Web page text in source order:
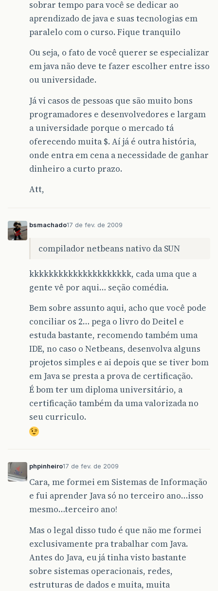
sobrar tempo para você se dedicar ao
aprendizado de java e suas tecnologias em
paralelo com o curso. Fique tranquilo
Ou seja, o fato de você querer se especializar
em java não deve te fazer escolher entre isso
ou universidade.
Já vi casos de pessoas que são muito bons
programadores e desenvolvedores e largam
a universidade porque o mercado tá
oferecendo muita $. Aí já é outra história,
onde entra em cena a necessidade de ganhar
dinheiro a curto prazo.
Att,
bsmachado17 de fev. de 2009
compilador netbeans nativo da SUN
kkkkkkkkkkkkkkkkkkkkk, cada uma que a
gente vê por aqui… seção comédia.
Bem sobre assunto aqui, acho que você pode
conciliar os 2… pega o livro do Deitel e
estuda bastante, recomendo também uma
IDE, no caso o Netbeans, desenvolva alguns
projetos simples e ai depois que se tiver bom
em Java se presta a prova de certificação.
É bom ter um diploma universitário, a
certificação também da uma valorizada no
seu curriculo.
phpinheiro17 de fev. de 2009
Cara, me formei em Sistemas de Informação
e fui aprender Java só no terceiro ano…isso
mesmo…terceiro ano!
Mas o legal disso tudo é que não me formei
exclusivamente pra trabalhar com Java.
Antes do Java, eu já tinha visto bastante
sobre sistemas operacionais, redes,
estruturas de dados e muita, muita